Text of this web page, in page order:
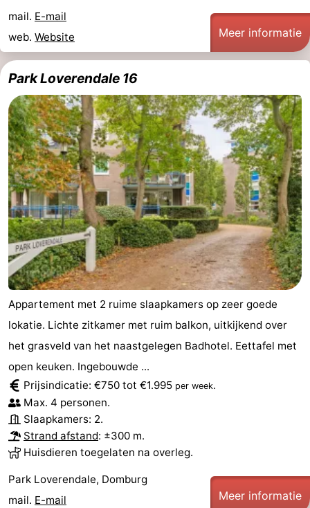
mail. E-mail
web. Website Meer informatie
Park Loverendale 16
Appartement met 2 ruime slaapkamers op zeer goede
lokatie. Lichte zitkamer met ruim balkon, uitkijkend over
het grasveld van het naastgelegen Badhotel. Eettafel met
open keuken. Ingebouwde ...
Prijsindicatie: €750 tot €1.995 per week.
Max. 4 personen.
Slaapkamers: 2.
Strand afstand: ±300 m.
Huisdieren toegelaten na overleg.
Park Loverendale, Domburg
mail. E-mail Meer informatie